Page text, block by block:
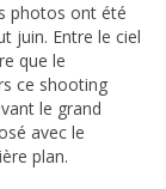
photos ont été
juin. Entre le ciel
que le
ce shooting
le grand
avec le
plan.